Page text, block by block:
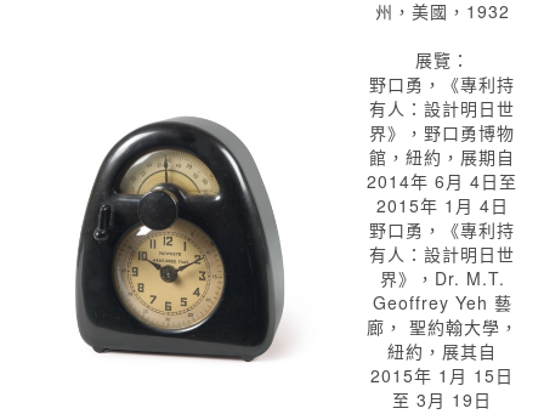
州，美國，1932
展覽：
野口勇，《專利持
有人：設計明日世
界》，野口勇博物
館，紐約，展期自
2014年 6月 4日至
2015年 1月 4日
野口勇，《專利持
有人：設計明日世
界》，Dr. M.T.
Geoffrey Yeh 藝
廊， 聖約翰大學，
紐約，展其自
2015年 1月 15日
至 3月 19日